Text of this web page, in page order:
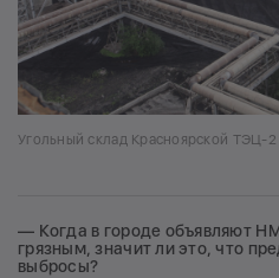
Угольный склад Красноярской ТЭЦ-2
— Когда в городе объявляют
грязным, значит ли это, что
выбросы?